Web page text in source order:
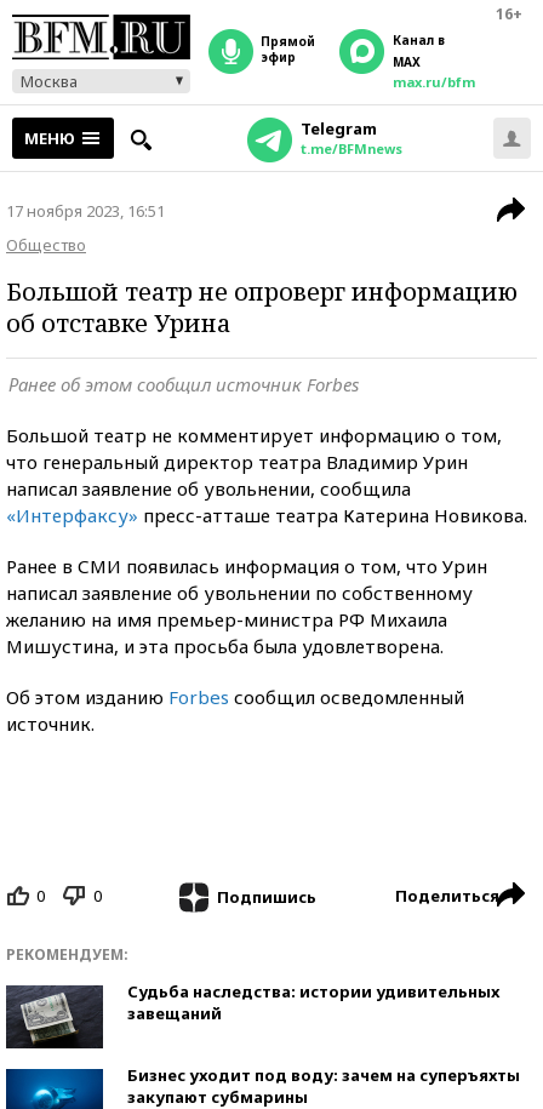
16+
Москва
прямой
эфир
Канал в
MAX
max.ru/bfm
МЕНЮ Telegram
t.me/BFMnews
17 ноября 2023, 16:51
Общество
Большой театр не опроверг информацию
об отставке Урина
Ранее об этом сообщил источник Forbes
Большой театр не комментирует информацию о том,
что генеральный директор театра Владимир Урин
написал заявление об увольнении, сообщила
«Интерфаксу» пресс-атташе театра Катерина Новикова.
Ранее в СМИ появилась информация о том, что Урин
написал заявление об увольнении по собственному
желанию на имя премьер-министра РФ Михаила
Мишустина, и эта просьба была удовлетворена.
Об этом изданию Forbes сообщил осведомленный
источник.
0 0 Подпишись Поделиться
РЕКОМЕНДУЕМ:
Судьба наследства: истории удивительных
завещаний
Бизнес уходит под воду: зачем на суперъяхты
закупают субмарины